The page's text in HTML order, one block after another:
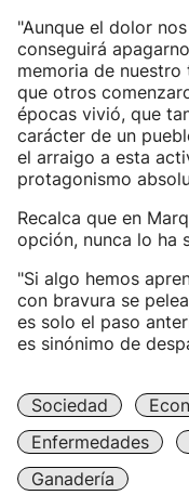
"Aunque el dolor
conseguirá
memoria de
que otros
épocas vivió, que
carácter de un
el arraigo a esta
protagonismo
Recalca que en
opción, nunca lo ha
"Si algo hemos
con bravura se
es solo el paso
es sinónimo de
Sociedad
Enfermedades
Ganadería